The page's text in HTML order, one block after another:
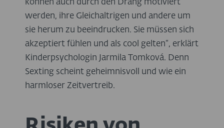
können auch durch den Drang motiviert
werden, ihre Gleichaltrigen und andere um
sie herum zu beeindrucken. Sie müssen sich
akzeptiert fühlen und als cool gelten“, erklärt
Kinderpsychologin Jarmila Tomková. Denn
Sexting scheint geheimnisvoll und wie ein
harmloser Zeitvertreib.